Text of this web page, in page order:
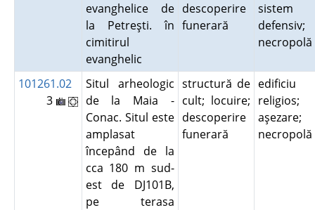
evanghelice de
la Petreşti. în
cimitirul
evanghelic
descoperire
funerară
sistem
defensiv;
101261.02
3
Situl arheologic
de la Maia -
Conac. Situl este
amplasat
începând de la
cca 180 m sud-
est de DJ101B,
pe terasa
structură de
cult; locuire;
descoperire
funerară
edificiu
religios;
aşezare;